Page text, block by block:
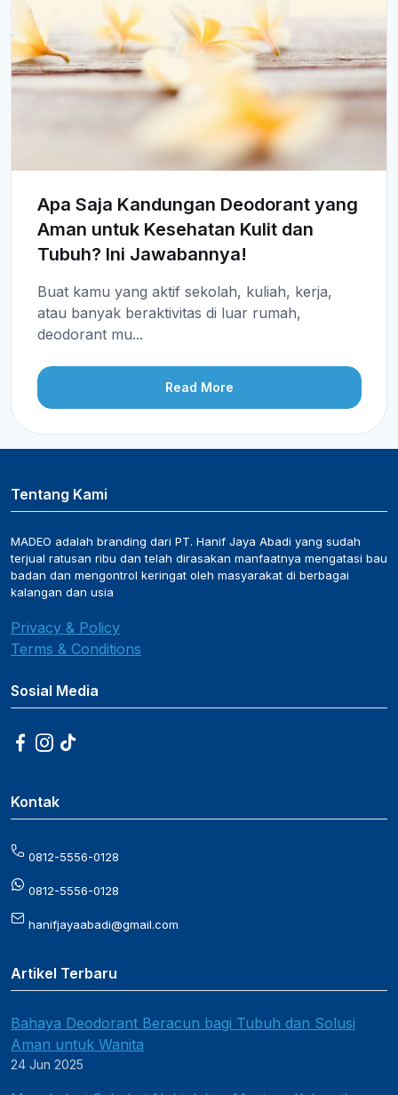
Apa Saja Kandungan Deodorant yang
Aman untuk Kesehatan Kulit dan
Tubuh? Ini Jawabannya!
Buat kamu yang aktif sekolah, kuliah, kerja,
atau banyak beraktivitas di luar rumah,
deodorant mu...
Read More
Tentang Kami
MADEO adalah branding dari PT. Hanif Jaya Abadi yang sudah
terjual ratusan ribu dan telah dirasakan manfaatnya mengatasi bau
badan dan mengontrol keringat oleh masyarakat di berbagai
kalangan dan usia
Privacy & Policy
Terms & Conditions
Sosial Media
Kontak
0812-5556-0128
0812-5556-0128
hanifjayaabadi@gmail.com
Artikel Terbaru
Bahaya Deodorant Beracun bagi Tubuh dan Solusi
Aman untuk Wanita
24 Jun 2025